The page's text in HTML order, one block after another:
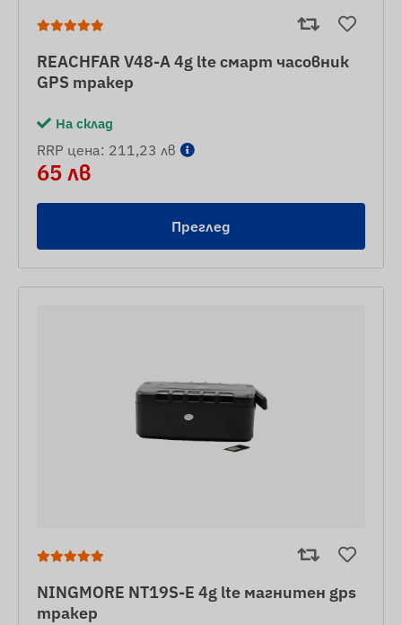
REACHFAR V48-A 4g lte смарт часовник
GPS тракер
На склад
RRP цена: 211,23 лв
65 лв
Преглед
NINGMORE NT19S-E 4g lte магнитен gps
тракер